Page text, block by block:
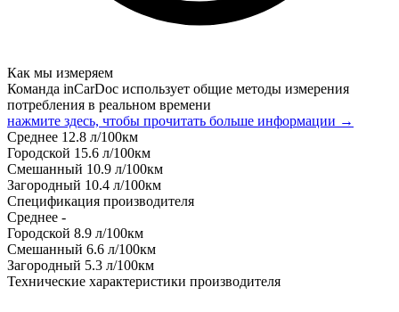
Как мы измеряем
Команда inCarDoc использует общие методы измерения
потребления в реальном времени
нажмите здесь, чтобы прочитать больше информации →
Среднее 12.8 л/100км
Городской 15.6 л/100км
Смешанный 10.9 л/100км
Загородный 10.4 л/100км
Спецификация производителя
Среднее -
Городской 8.9 л/100км
Смешанный 6.6 л/100км
Загородный 5.3 л/100км
Технические характеристики производителя